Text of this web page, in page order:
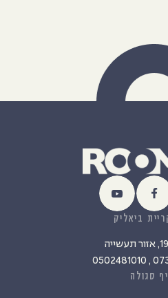
ביאליק
073-
סגולה